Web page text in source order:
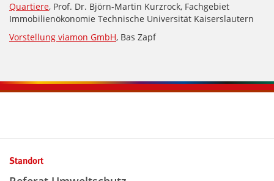
Quartiere, Prof. Dr. Björn-Martin Kurzrock, Fachgebiet
Immobilienökonomie Technische Universität Kaiserslautern
Vorstellung viamon GmbH, Bas Zapf
Standort